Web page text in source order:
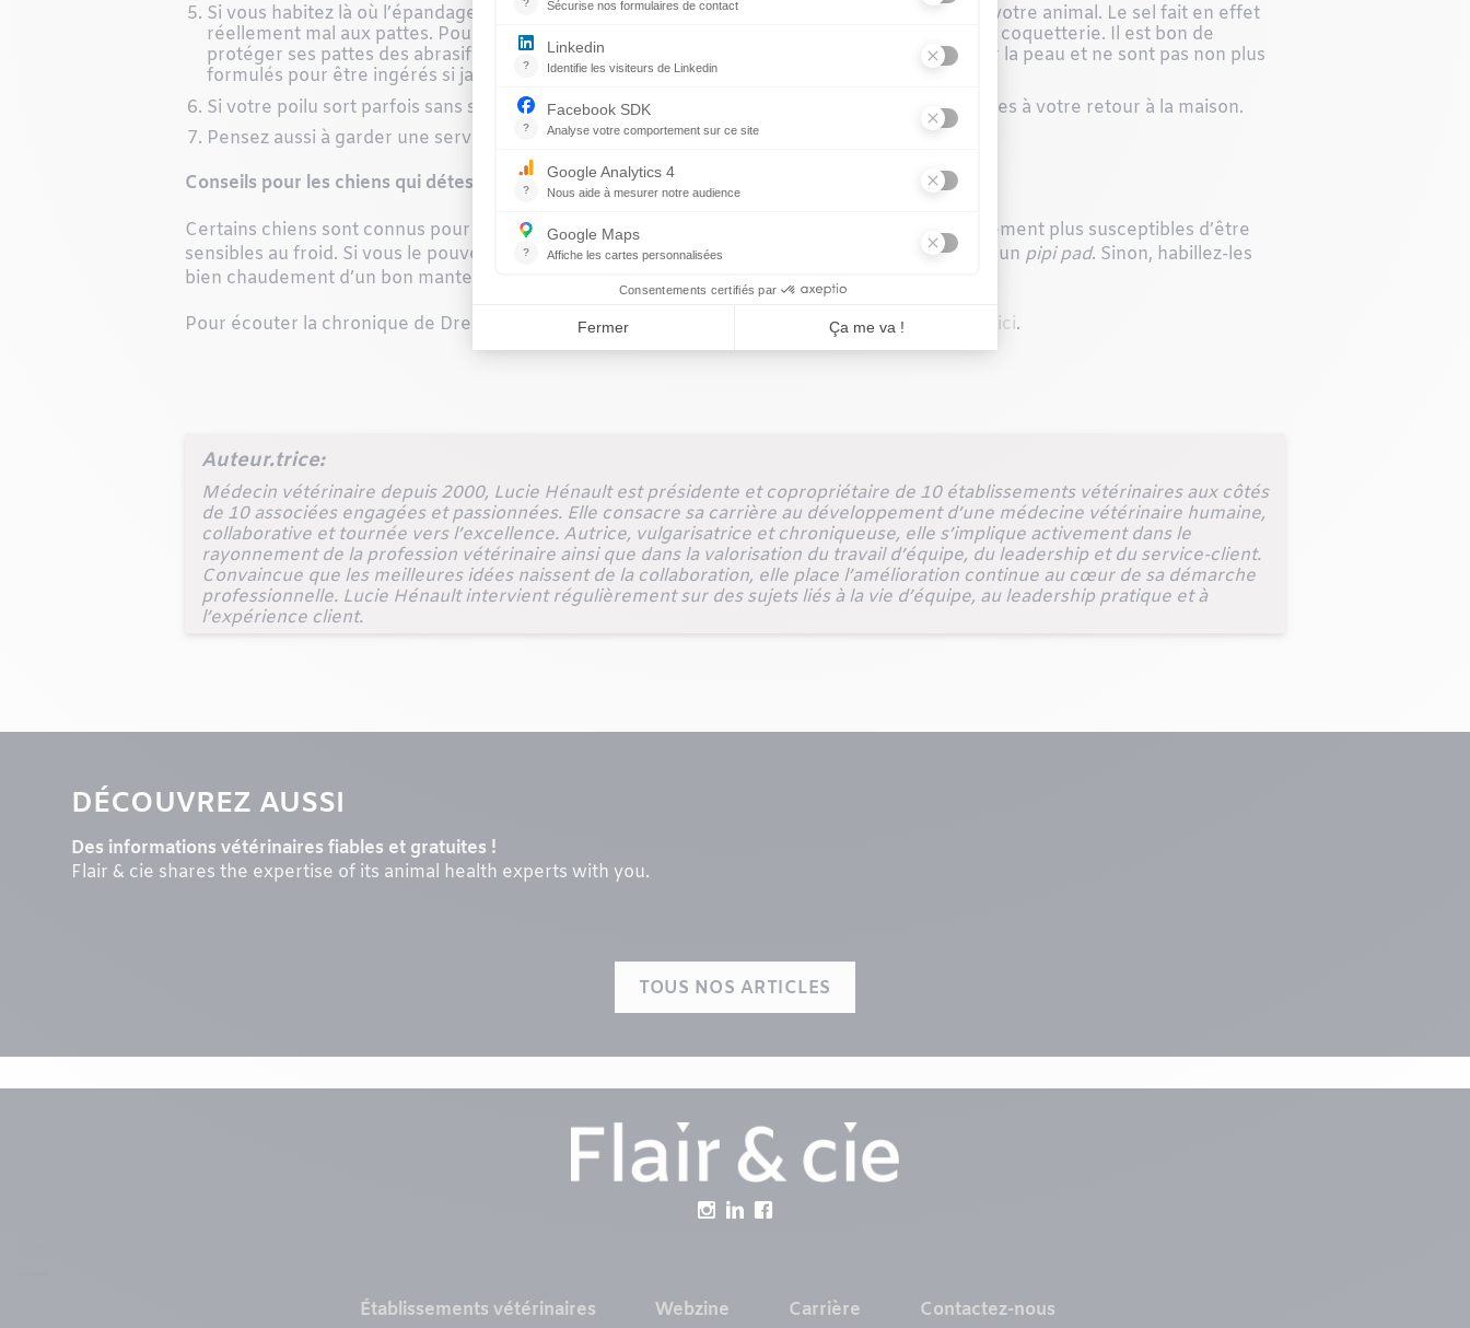
Si vous habitez là où l’épandage de sel est régulier en hiver, les bottes sont un bon allié pour votre animal. Le sel fait en effet
réellement mal aux pattes. Pour certains chiens, les bottes sont une belle invention, pas de la coquetterie. Il est bon de
protéger ses pattes des abrasifs qui sont étendus dans la rue. Ces derniers sont irritants pour la peau et ne sont pas non plus
formulés pour être ingérés si jamais votre compagnon se lèche les pattes.
Si votre poilu sort parfois sans ses bottes, assurez-vous de bien nettoyer et assécher ses pattes à votre retour à la maison.
Pensez aussi à garder une serviette à portée de pattes dans l’entrée de chez vous.
Conseils pour les chiens qui détestent l’hiver
Certains chiens sont connus pour n’avoir aucune résistance au froid. Les chiens âgés sont également plus susceptibles d’être
sensibles au froid. Si vous le pouvez, évitez de les sortir s’il fait vraiment très froid et offrez-leur un pipi pad. Sinon, habillez-les
bien chaudement d’un bon manteau et de bottes résistantes.
Pour écouter la chronique de Dre Hénault avec les Lève-tôt sur Rythme-FM en Estrie, c’est par ici.
Auteur.trice:
Médecin vétérinaire depuis 2000, Lucie Hénault est présidente et copropriétaire de 10 établissements vétérinaires aux côtés
de 10 associées engagées et passionnées. Elle consacre sa carrière au développement d’une médecine vétérinaire humaine,
collaborative et tournée vers l’excellence. Autrice, vulgarisatrice et chroniqueuse, elle s’implique activement dans le
rayonnement de la profession vétérinaire ainsi que dans la valorisation du travail d’équipe, du leadership et du service-client.
Convaincue que les meilleures idées naissent de la collaboration, elle place l’amélioration continue au cœur de sa démarche
professionnelle. Lucie Hénault intervient régulièrement sur des sujets liés à la vie d’équipe, au leadership pratique et à
l’expérience client.
DÉCOUVREZ AUSSI
Des informations vétérinaires fiables et gratuites !
Flair & cie shares the expertise of its animal health experts with you.
TOUS NOS ARTICLES
Établissements vétérinaires Webzine Carrière Contactez-nous